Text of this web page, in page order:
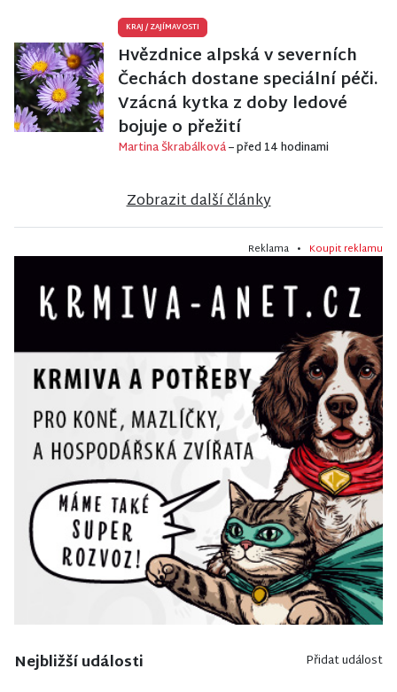
KRAJ /ZAJÍMAVOSTI
Hvězdnice alpská v severních
Čechách dostane speciální péči.
Vzácná kytka z doby ledové
bojuje o přežití
Martina Škrabálková– před 14 hodinami
Zobrazit další články
Reklama • Koupit reklamu
Nejbližší události Přidat událost